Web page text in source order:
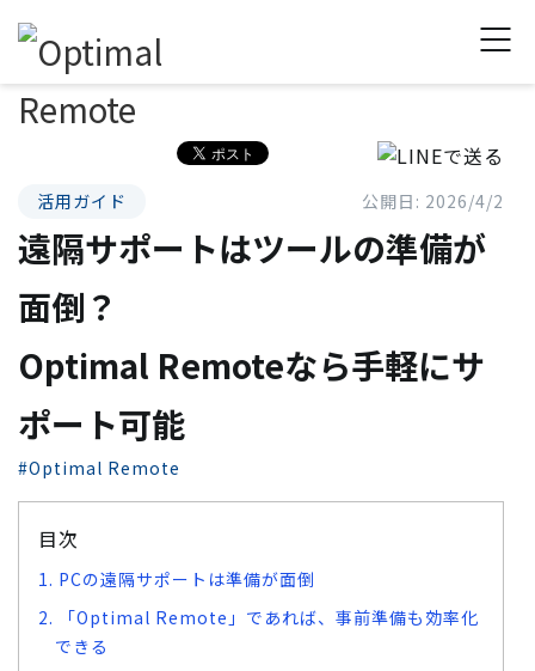
活用ガイド 公開日: 2026/4/2
遠隔サポートはツールの準備が
面倒？
Optimal Remoteなら手軽にサ
ポート可能
#Optimal Remote
目次
1. PCの遠隔サポートは準備が面倒
2. 「Optimal Remote」であれば、事前準備も効率化
できる